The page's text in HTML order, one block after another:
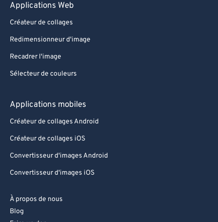
Applications Web
Créateur de collages
Redimensionneur d'image
Recadrer l'image
Sélecteur de couleurs
Applications mobiles
Créateur de collages Android
Créateur de collages iOS
Convertisseur d'images Android
Convertisseur d'images iOS
À propos de nous
Blog